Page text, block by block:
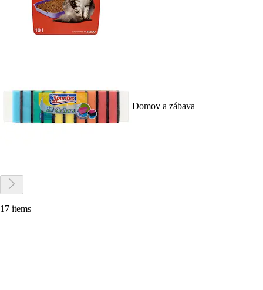
Domov a zábava
17 items